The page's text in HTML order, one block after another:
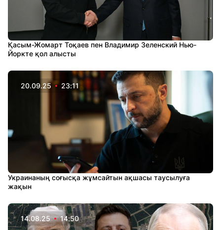
Қасым-Жомарт Тоқаев пен Владимир Зеленский Нью-
Йоркте қол алысты
20.09.25 23:11
Украинаның соғысқа жұмсайтын ақшасы таусылуға
жақын
14.08.25 14:50